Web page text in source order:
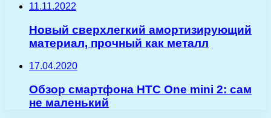
11.11.2022
Новый сверхлегкий амортизирующий
материал, прочный как металл
17.04.2020
Обзор смартфона HTC One mini 2: сам
не маленький